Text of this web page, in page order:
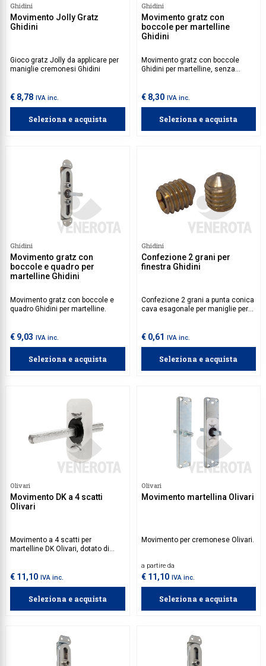
Ghidini
Movimento Jolly Gratz
Ghidini
Gioco gratz Jolly da applicare per
maniglie cremonesi Ghidini
€ 8,78 IVA inc.
Seleziona e acquista
Ghidini
Movimento gratz con
boccole per martelline
Ghidini
Movimento gratz con boccole
Ghidini per martelline, senza
€ 8,30 IVA inc.
Seleziona e acquista
Ghidini
Movimento gratz con
boccole e quadro per
martelline Ghidini
Movimento gratz con boccole e
quadro Ghidini per martelline.
€ 9,03 IVA inc.
Seleziona e acquista
Ghidini
Confezione 2 grani per
finestra Ghidini
Confezione 2 grani a punta conica
cava esagonale per maniglie per
€ 0,61 IVA inc.
Seleziona e acquista
Olivari
Movimento DK a 4 scatti
Olivari
Movimento a 4 scatti per
martelline DK Olivari, dotato di
€ 11,10 IVA inc.
Seleziona e acquista
Olivari
Movimento martellina Olivari
Movimento per cremonese Olivari.
a partire da
€ 11,10 IVA inc.
Seleziona e acquista